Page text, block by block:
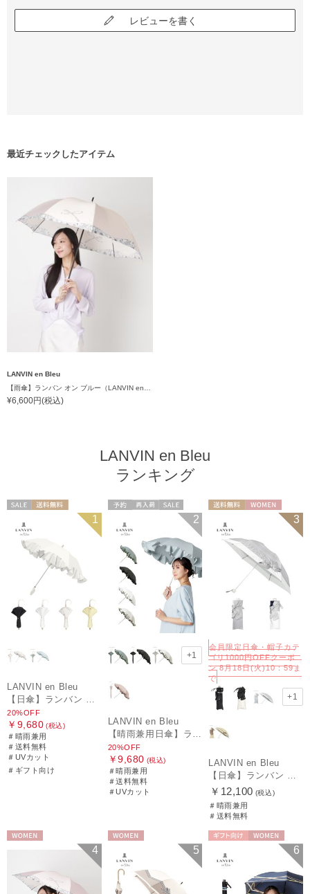
レビューを書く
最近チェックしたアイテム
LANVIN en Bleu
¥6,600円(税込)
LANVIN en Bleu
ランキング
ギフト向け
1
LANVIN en Bleu
【日傘】ランバン オン ブルー (LANVIN en Bleu) ラッフルフリル ショート折りたたみ傘 楽折り
20%OFF
￥9,680 (税込)
＃晴雨兼用
＃送料無料
＃UVカット
＃ギフト向け
セール
送料無料
2
+1
LANVIN en Bleu
【晴雨兼用日傘】ランバン オン ブルー (LANVIN en Bleu) フレアフリル 一級遮光99.99% 遮熱 簡単開閉 UV 晴雨兼用
20%OFF
￥9,680 (税込)
＃晴雨兼用
＃送料無料
＃UVカット
3
会員限定日傘・帽子カテ
ゴリ1000円OFFクーポ
ン 8月18日(火)10：59ま
で
+1
LANVIN en Bleu
【日傘】ランバン オン ブルー(LANVIN en Bleu) ビジューリボン 晴雨兼用日傘 折りたたみ傘 遮光 遮熱 UV 晴雨兼用
￥12,100 (税込)
＃晴雨兼用
＃送料無料
4 5 WOMEN 6